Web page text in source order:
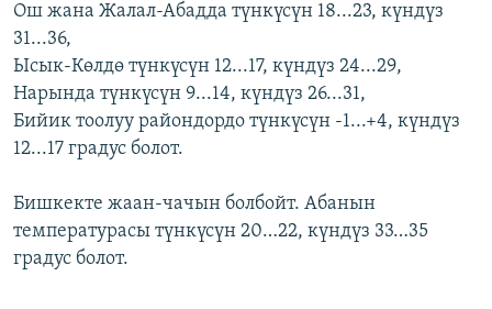
Ош жана Жалал-Абадда түнкүсүн 18...23, күндүз
31...36,
Ысык-Көлдө түнкүсүн 12...17, күндүз 24...29,
Нарында түнкүсүн 9...14, күндүз 26...31,
Бийик тоолуу райондордо түнкүсүн -1...+4, күндүз
12...17 градус болот.
Бишкекте жаан-чачын болбойт. Абанын
температурасы түнкүсүн 20…22, күндүз 33…35
градус болот.